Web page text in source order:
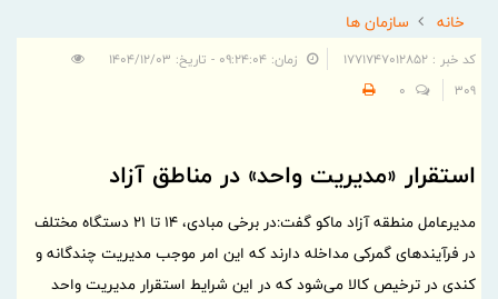
ناوبری
خانه
سازمان ها
کد خبر : 1771747012852
زمان: ۰۹:۲۴:۰۴ - تاریخ: ۱۴۰۴/۱۲/۰۳
309
0
استقرار «مدیریت واحد» در مناطق آزاد
مدیرعامل منطقه آزاد ماکو گفت:در برخی مبادی، ۱۴ تا ۲۱ دستگاه مختلف
در فرآیند‌های گمرکی مداخله دارند که این امر موجب مدیریت چندگانه و
کندی در ترخیص کالا می‌شود که در این شرایط استقرار مدیریت واحد